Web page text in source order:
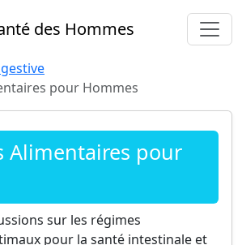
des Hommes
pour Hommes
Alimentaires pour
sur les régimes
pour la santé intestinale et